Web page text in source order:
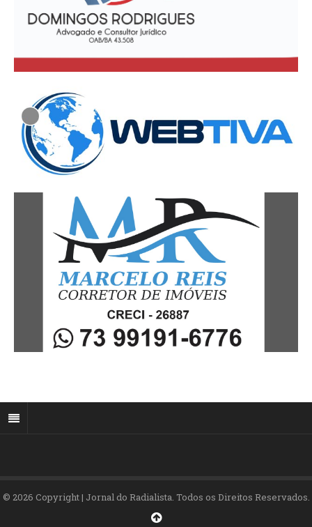
© 2026 Copyright | Jornal do Radialista. Todos os Direitos Reservados.